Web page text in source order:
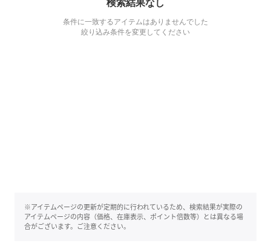
検索結果なし
条件に一致するアイテムはありませんでした
絞り込み条件を変更してください
※アイテムページの更新が定期的に行われているため、検索結果が実際の
アイテムページの内容（価格、在庫表示、ポイント倍数等）とは異なる場
合がございます。ご注意ください。